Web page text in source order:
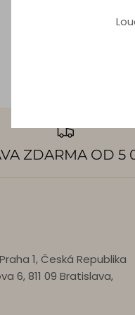
ZDARMA OD 5
1, Česká Republika
6, 811 09 Bratislava,